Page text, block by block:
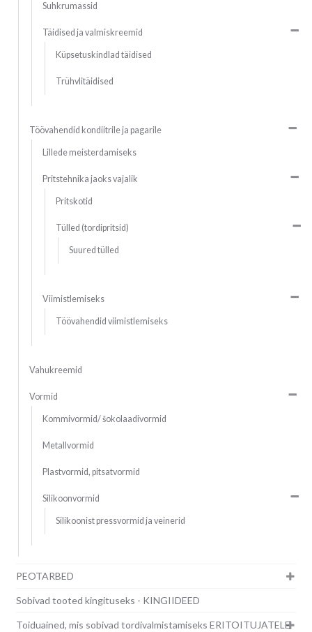
Suhkrumassid
Täidised ja valmiskreemid
Küpsetuskindlad täidised
Trühvlitäidised
Töövahendid kondiitrile ja pagarile
Lillede meisterdamiseks
Pritstehnika jaoks vajalik
Pritskotid
Tülled (tordipritsid)
Suured tülled
Viimistlemiseks
Töövahendid viimistlemiseks
Vahukreemid
Vormid
Kommivormid/ šokolaadivormid
Metallvormid
Plastvormid, pitsatvormid
Silikoonvormid
Silikoonist pressvormid ja veinerid
PEOTARBED
Sobivad tooted kingituseks - KINGIIDEED
Toiduained, mis sobivad tordivalmistamiseks ERITOITUJATELE